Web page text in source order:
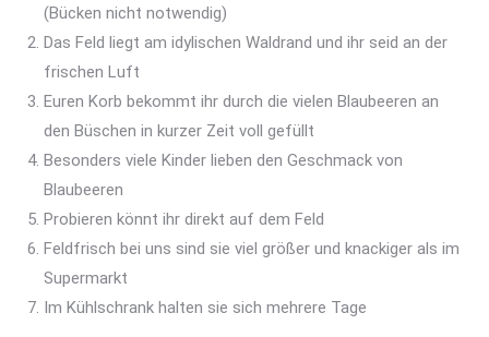
(Bücken nicht notwendig)
Das Feld liegt am idylischen Waldrand und ihr seid an der
frischen Luft
Euren Korb bekommt ihr durch die vielen Blaubeeren an
den Büschen in kurzer Zeit voll gefüllt
Besonders viele Kinder lieben den Geschmack von
Blaubeeren
Probieren könnt ihr direkt auf dem Feld
Feldfrisch bei uns sind sie viel größer und knackiger als im
Supermarkt
Im Kühlschrank halten sie sich mehrere Tage